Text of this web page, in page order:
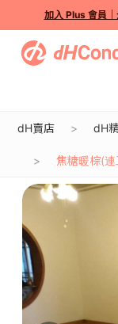
加入 Plus 會員
dH賣店 dH
焦糖暖棕(連